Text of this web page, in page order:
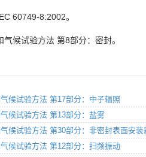
60749-8:2002。
候试验方法 第8部分：密封。
候试验方法 第17部分：中子辐照
候试验方法 第13部分：盐雾
候试验方法 第30部分：非密封表面安
候试验方法 第12部分：扫频振动